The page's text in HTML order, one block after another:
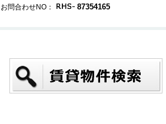
お問合わせNO： 87354165